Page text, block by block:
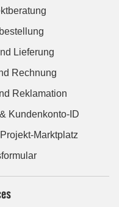
Lieferung
Rechnung
Reklamation
Kundenkonto-ID
Marktplatz